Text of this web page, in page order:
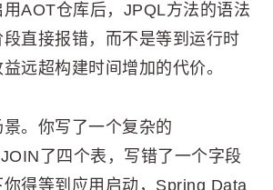
AOT仓库后，JPQL方法的语法
直接报错，而不是等到运行时
远超构建时间增加的代价。
。你写了一个复杂的
了四个表，写错了一个字段
得等到应用启动，Spring Data